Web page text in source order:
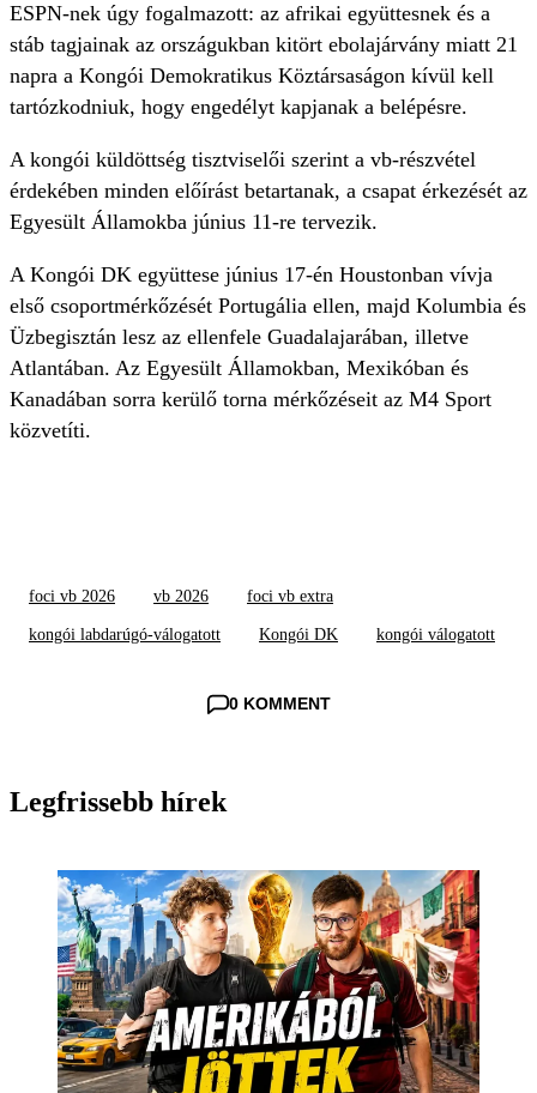
ESPN-nek úgy fogalmazott: az afrikai együttesnek és a
stáb tagjainak az országukban kitört ebolajárvány miatt 21
napra a Kongói Demokratikus Köztársaságon kívül kell
tartózkodniuk, hogy engedélyt kapjanak a belépésre.
A kongói küldöttség tisztviselői szerint a vb-részvétel
érdekében minden előírást betartanak, a csapat érkezését az
Egyesült Államokba június 11-re tervezik.
A Kongói DK együttese június 17-én Houstonban vívja
első csoportmérkőzését Portugália ellen, majd Kolumbia és
Üzbegisztán lesz az ellenfele Guadalajarában, illetve
Atlantában. Az Egyesült Államokban, Mexikóban és
Kanadában sorra kerülő torna mérkőzéseit az M4 Sport
közvetíti.
foci vb 2026 vb 2026 foci vb extra
kongói labdarúgó-válogatott Kongói DK kongói válogatott
0 KOMMENT
Legfrissebb hírek